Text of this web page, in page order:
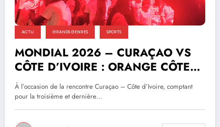
ACTU GRANDS GENRES SPORTS
MONDIAL 2026 – CURAÇAO VS
CÔTE D’IVOIRE : ORANGE CÔTE
D’IVOIRE FAIT VIBRER LES
SUPPORTERS IVOIRIENS !
À l’occasion de la rencontre Curaçao – Côte d’Ivoire, comptant
pour la troisième et dernière…